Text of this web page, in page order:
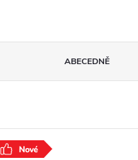
ABECEDNĚ